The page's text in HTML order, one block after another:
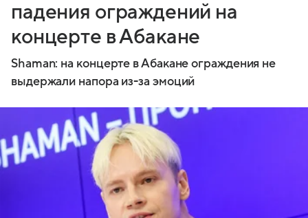
падения ограждений на
концерте в Абакане
Shaman: на концерте в Абакане ограждения не
выдержали напора из-за эмоций